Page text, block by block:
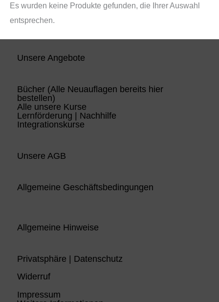
Es wurden keine Produkte gefunden, die Ihrer Auswahl
entsprechen.
Unsere Angebote
Bücher (Alle Neuauflagen bereits hier
bestellen)
Alle unsere Kurse
Lernförderung | Nachhilfe
Integrationskurse
Unsere AGB
Allgemeine Geschäftsbedingungen
Allgemeine Hinweise
Privatsphäre | Datenschutz
Widerruf
Impressum